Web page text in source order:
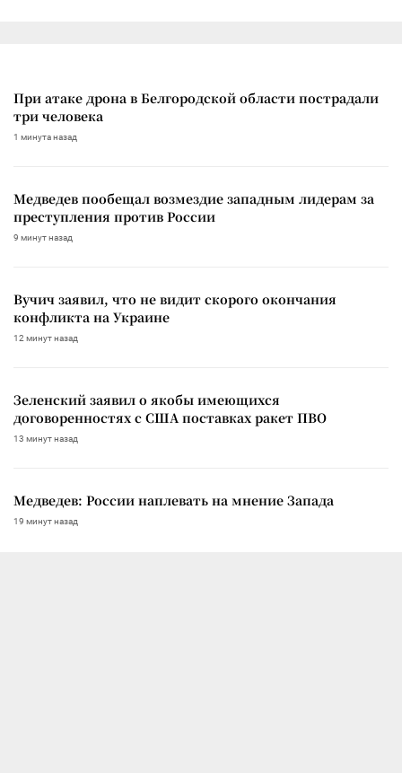
При атаке дрона в Белгородской области пострадали
три человека
1 минута назад
Медведев пообещал возмездие западным лидерам за
преступления против России
9 минут назад
Вучич заявил, что не видит скорого окончания
конфликта на Украине
12 минут назад
Зеленский заявил о якобы имеющихся
договоренностях с США поставках ракет ПВО
13 минут назад
Медведев: России наплевать на мнение Запада
19 минут назад